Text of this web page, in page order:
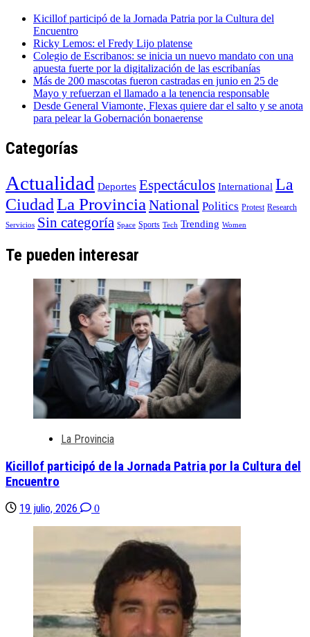
Kicillof participó de la Jornada Patria por la Cultura del
Encuentro
Ricky Lemos: el Fredy Lijo platense
Colegio de Escribanos: se inicia un nuevo mandato con una
apuesta fuerte por la digitalización de las escribanías
Más de 200 mascotas fueron castradas en junio en 25 de
Mayo y refuerzan el llamado a la tenencia responsable
Desde General Viamonte, Flexas quiere dar el salto y se anota
para pelear la Gobernación bonaerense
Categorías
Actualidad Deportes Espectáculos International La
Ciudad La Provincia National Politics Protest Research
Servicios Sin categoría Space Sports Tech Trending Women
Te pueden interesar
La Provincia
Kicillof participó de la Jornada Patria por la Cultura del
Encuentro
19 julio, 2026 0